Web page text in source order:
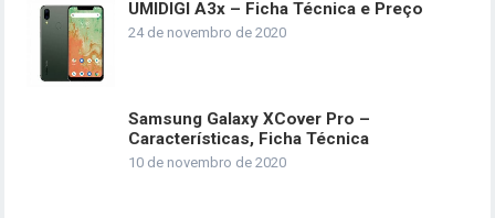
UMIDIGI A3x – Ficha Técnica e Preço
24 de novembro de 2020
Samsung Galaxy XCover Pro –
Características, Ficha Técnica
10 de novembro de 2020